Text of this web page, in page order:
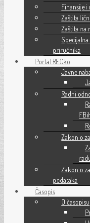
0 komentar
Održani seminari,
objavioSaša Kristić
29.09.2022.
Finansije
Zaštita
Zaštita na
priručnika
Portal RECko
Javne
Radni
Zakon o
Zakon o
podataka
Časopis
O časopisu